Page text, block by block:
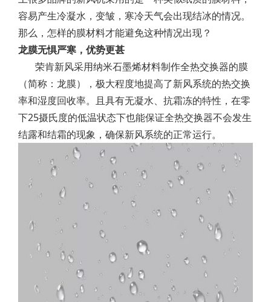
容易产生冷凝水，变皱，寒冷天气会出现结冰的情况。
那么，怎样的膜材料才能避免这种情况出现？
龙膜无惧严寒，优势更甚
荣肯新风采用纳米石墨烯材料制作全热交换器的膜
（简称：龙膜），极大程度地提高了新风系统的热交换
率和湿度回收率。且具有无凝水、抗霜冻的特性，在零
下25摄氏度的低温状态下也能保证全热交换器不会发生
结露和结霜的现象，确保新风系统的正常运行。